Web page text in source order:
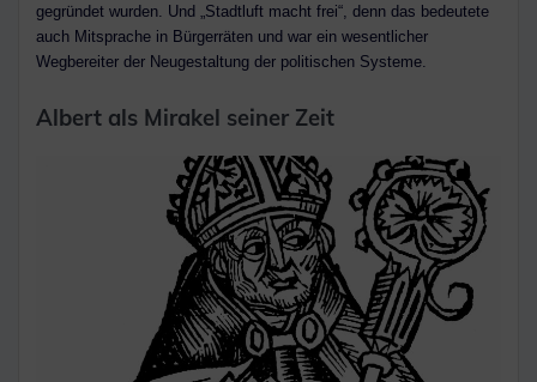
gegründet wurden. Und „Stadtluft macht frei“, denn das bedeutete
auch Mitsprache in Bürgerräten und war ein wesentlicher
Wegbereiter der Neugestaltung der politischen Systeme.
Albert als Mirakel seiner Zeit